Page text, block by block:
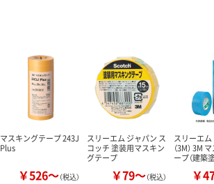
マスキングテープ 243J
Plus
￥526～（税込）
スリーエム ジャパン ス
コッチ 塗装用マスキン
グテープ
￥79～（税込）
スリーエ
（3M） 3M
ープ（建築
￥